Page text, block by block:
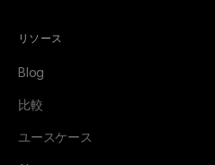
リソース
Blog
比較
ユースケース